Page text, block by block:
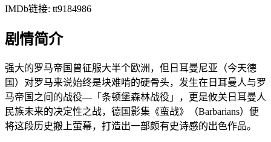
IMDb链接: tt9184986
剧情简介
强大的罗马帝国曾征服大半个欧洲，但日耳曼尼亚（今天德
国）对罗马来说始终是块难啃的硬骨头，发生在日耳曼人与罗
马帝国之间的战役—「条顿堡森林战役」，更是攸关日耳曼人
民族未来的决定性之战，德国影集《蛮战》（Barbarians）便
将这段历史搬上萤幕，打造出一部颇有史诗感的出色作品。